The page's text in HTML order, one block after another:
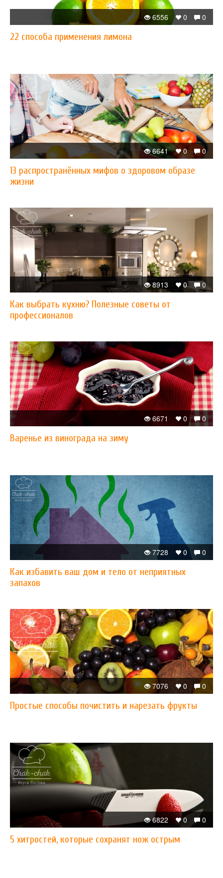
0
0
6556
22 способа применения лимона
0
0
6641
13 распространённых мифов о здоровом образе
жизни
0
0
8913
Как выбрать кухню? Полезные советы от
профессионалов
0
0
6671
Варенье из винограда на зиму
0
0
7728
Как избавить ваш дом и тело от неприятных
запахов
0
0
7076
Простые способы почистить и нарезать фрукты
0
0
6822
5 хитростей, которые сохранят нож острым